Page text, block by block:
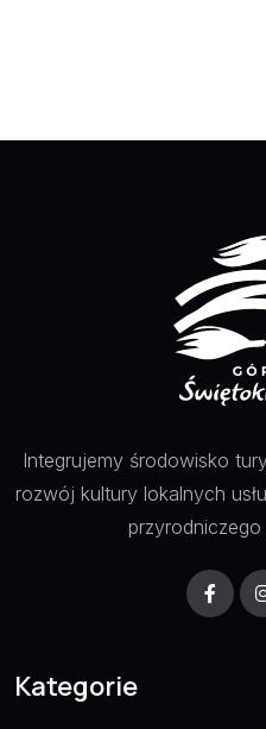
Integrujemy środowisko
rozwój kultury lokalnych
Kategorie